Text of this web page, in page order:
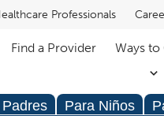
Professionals
Find a Provider Ways to
Para Niños